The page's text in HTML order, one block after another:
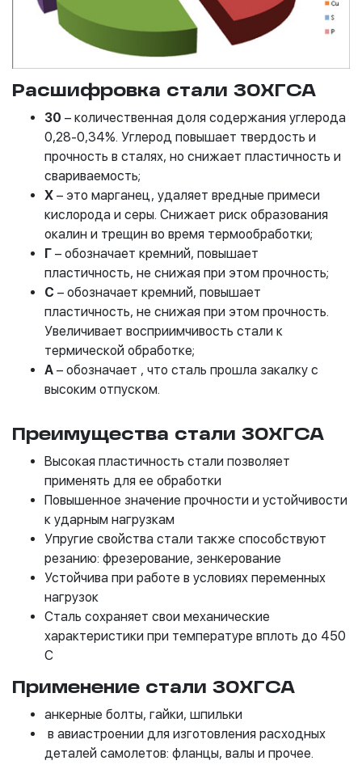
Расшифровка стали 30ХГСА
30 – количественная доля содержания углерода
0,28-0,34%. Углерод повышает твердость и
прочность в сталях, но снижает пластичность и
свариваемость;
Х – это марганец, удаляет вредные примеси
кислорода и серы. Снижает риск образования
окалин и трещин во время термообработки;
Г – обозначает кремний, повышает
пластичность, не снижая при этом прочность;
С – обозначает кремний, повышает
пластичность, не снижая при этом прочность.
Увеличивает восприимчивость стали к
термической обработке;
А – обозначает , что сталь прошла закалку с
высоким отпуском.
Преимущества стали 30ХГСА
Высокая пластичность стали позволяет
применять для ее обработки
Повышенное значение прочности и устойчивости
к ударным нагрузкам
Упругие свойства стали также способствуют
резанию: фрезерование, зенкерование
Устойчива при работе в условиях переменных
нагрузок
Сталь сохраняет свои механические
характеристики при температуре вплоть до 450
С
Применение стали 30ХГСА
анкерные болты, гайки, шпильки
в авиастроении для изготовления расходных
деталей самолетов: фланцы, валы и прочее.